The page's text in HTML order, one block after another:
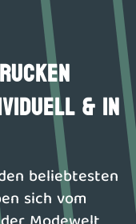
& IN
beliebtesten
sich vom